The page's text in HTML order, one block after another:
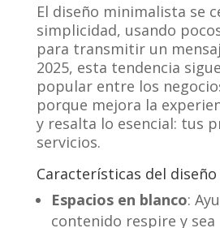
El diseño minimalista se
simplicidad, usando
para transmitir un
2025, esta tendencia
popular entre los
porque mejora la
y resalta lo esencial: tus
servicios.
Características del
Espacios en blanco:
contenido respire y sea